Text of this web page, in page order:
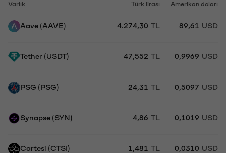
Varlık Türk lirası Amerikan doları
Aave (AAVE) 4.274,30 TL 89,61 USD
Tether (USDT) 47,552 TL 0,9969 USD
PSG (PSG) 24,31 TL 0,5097 USD
Synapse (SYN) 4,86 TL 0,1019 USD
Cartesi (CTSI) 1,481 TL 0,0310 USD